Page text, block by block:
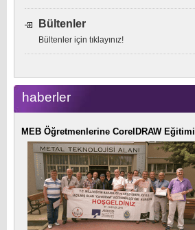
Bültenler
Bültenler için tıklayınız!
haberler
MEB Öğretmenlerine CorelDRAW Eğitimi